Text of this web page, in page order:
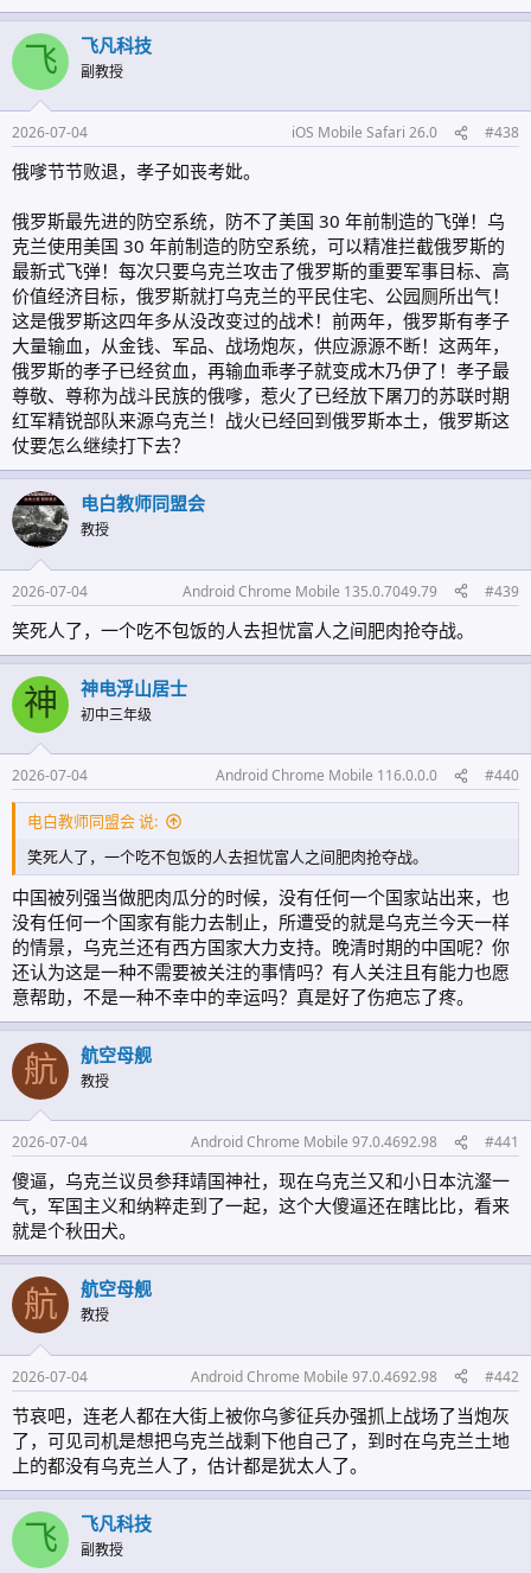
飞 飞凡科技
副教授
2026-07-04 iOS Mobile Safari 26.0 #438
俄嗲节节败退，孝子如丧考妣。
俄罗斯最先进的防空系统，防不了美国 30 年前制造的飞弹！乌
克兰使用美国 30 年前制造的防空系统，可以精准拦截俄罗斯的
最新式飞弹！每次只要乌克兰攻击了俄罗斯的重要军事目标、高
价值经济目标，俄罗斯就打乌克兰的平民住宅、公园厕所出气！
这是俄罗斯这四年多从没改变过的战术！前两年，俄罗斯有孝子
大量输血，从金钱、军品、战场炮灰，供应源源不断！这两年，
俄罗斯的孝子已经贫血，再输血乖孝子就变成木乃伊了！孝子最
尊敬、尊称为战斗民族的俄嗲，惹火了已经放下屠刀的苏联时期
红军精锐部队来源乌克兰！战火已经回到俄罗斯本土，俄罗斯这
仗要怎么继续打下去？
电白教师同盟会
教授
2026-07-04 Android Chrome Mobile 135.0.7049.79 #439
笑死人了，一个吃不包饭的人去担忧富人之间肥肉抢夺战。
神 神电浮山居士
初中三年级
2026-07-04 Android Chrome Mobile 116.0.0.0 #440
电白教师同盟会 说:
笑死人了，一个吃不包饭的人去担忧富人之间肥肉抢夺战。
中国被列强当做肥肉瓜分的时候，没有任何一个国家站出来，也
没有任何一个国家有能力去制止，所遭受的就是乌克兰今天一样
的情景，乌克兰还有西方国家大力支持。晚清时期的中国呢？你
还认为这是一种不需要被关注的事情吗？有人关注且有能力也愿
意帮助，不是一种不幸中的幸运吗？真是好了伤疤忘了疼。
航 航空母舰
教授
2026-07-04 Android Chrome Mobile 97.0.4692.98 #441
傻逼，乌克兰议员参拜靖国神社，现在乌克兰又和小日本沆瀣一
气，军国主义和纳粹走到了一起，这个大傻逼还在瞎比比，看来
就是个秋田犬。
航 航空母舰
教授
2026-07-04 Android Chrome Mobile 97.0.4692.98 #442
节哀吧，连老人都在大街上被你乌爹征兵办强抓上战场了当炮灰
了，可见司机是想把乌克兰战剩下他自己了，到时在乌克兰土地
上的都没有乌克兰人了，估计都是犹太人了。
飞 飞凡科技
副教授